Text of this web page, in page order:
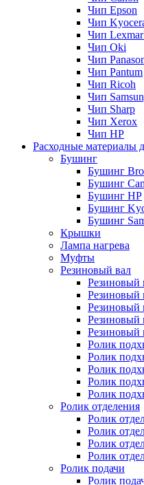
Чип Epson
Чип
Чип
Чип Oki
Чип
Чип Pantum
Чип Ricoh
Чип
Чип Sharp
Чип Xerox
Чип НР
Расходные материалы
Бушинг
Бушинг
Бушинг
Бушинг HP
Бушинг
Бушинг
Крышки
Лампа нагрева
Муфты
Резиновый вал
Резиновый
Резиновый
Резиновый
Резиновый
Резиновый
Ролик
Ролик
Ролик
Ролик
Ролик
Ролик отделения
Ролик
Ролик
Ролик
Ролик
Ролик подачи
Ролик